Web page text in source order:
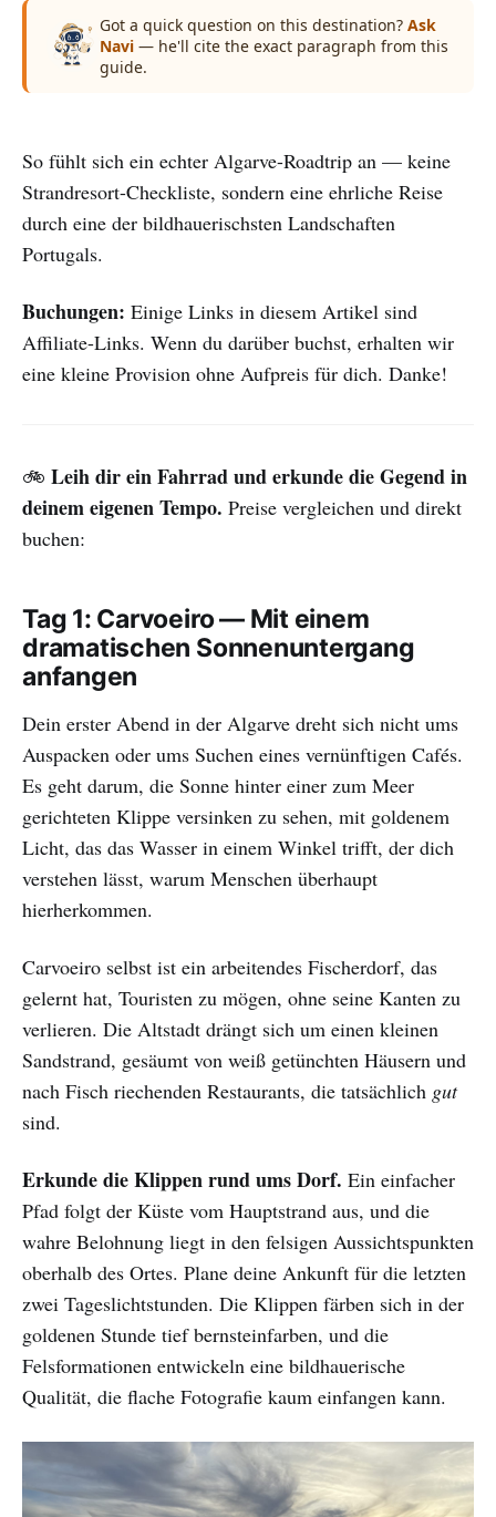
Got a quick question on this destination? Ask
Navi — he'll cite the exact paragraph from this
guide.
So fühlt sich ein echter Algarve-Roadtrip an — keine
Strandresort-Checkliste, sondern eine ehrliche Reise
durch eine der bildhauerischsten Landschaften
Portugals.
Buchungen: Einige Links in diesem Artikel sind
Affiliate-Links. Wenn du darüber buchst, erhalten wir
eine kleine Provision ohne Aufpreis für dich. Danke!
🚲 Leih dir ein Fahrrad und erkunde die Gegend in
deinem eigenen Tempo. Preise vergleichen und direkt
buchen:
Tag 1: Carvoeiro — Mit einem
dramatischen Sonnenuntergang
anfangen
Dein erster Abend in der Algarve dreht sich nicht ums
Auspacken oder ums Suchen eines vernünftigen Cafés.
Es geht darum, die Sonne hinter einer zum Meer
gerichteten Klippe versinken zu sehen, mit goldenem
Licht, das das Wasser in einem Winkel trifft, der dich
verstehen lässt, warum Menschen überhaupt
hierherkommen.
Carvoeiro selbst ist ein arbeitendes Fischerdorf, das
gelernt hat, Touristen zu mögen, ohne seine Kanten zu
verlieren. Die Altstadt drängt sich um einen kleinen
Sandstrand, gesäumt von weiß getünchten Häusern und
nach Fisch riechenden Restaurants, die tatsächlich gut
sind.
Erkunde die Klippen rund ums Dorf. Ein einfacher
Pfad folgt der Küste vom Hauptstrand aus, und die
wahre Belohnung liegt in den felsigen Aussichtspunkten
oberhalb des Ortes. Plane deine Ankunft für die letzten
zwei Tageslichtstunden. Die Klippen färben sich in der
goldenen Stunde tief bernsteinfarben, und die
Felsformationen entwickeln eine bildhauerische
Qualität, die flache Fotografie kaum einfangen kann.